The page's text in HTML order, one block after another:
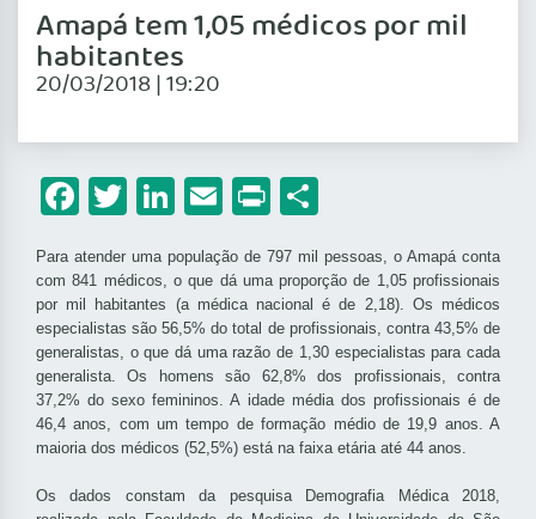
Amapá tem 1,05 médicos por mil
habitantes
20/03/2018 | 19:20
Facebook
Twitter
LinkedIn
Email
Print
Para atender uma população de 797 mil pessoas, o Amapá conta
com 841 médicos, o que dá uma proporção de 1,05 profissionais
por mil habitantes (a médica nacional é de 2,18). Os médicos
especialistas são 56,5% do total de profissionais, contra 43,5% de
generalistas, o que dá uma razão de 1,30 especialistas para cada
generalista. Os homens são 62,8% dos profissionais, contra
37,2% do sexo femininos. A idade média dos profissionais é de
46,4 anos, com um tempo de formação médio de 19,9 anos. A
maioria dos médicos (52,5%) está na faixa etária até 44 anos.
Os dados constam da pesquisa Demografia Médica 2018,